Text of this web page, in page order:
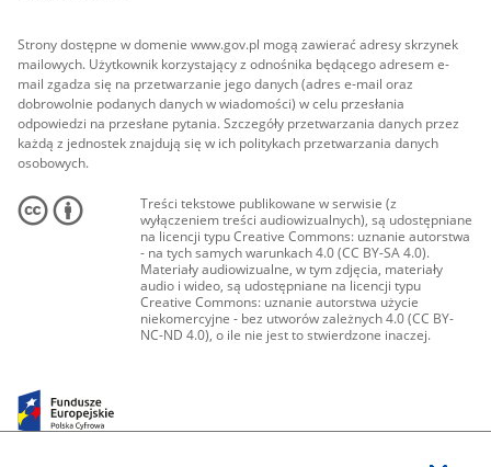
Strony dostępne w domenie www.gov.pl mogą zawierać adresy skrzynek
mailowych. Użytkownik korzystający z odnośnika będącego adresem e-
mail zgadza się na przetwarzanie jego danych (adres e-mail oraz
dobrowolnie podanych danych w wiadomości) w celu przesłania
odpowiedzi na przesłane pytania. Szczegóły przetwarzania danych przez
każdą z jednostek znajdują się w ich politykach przetwarzania danych
osobowych.
Treści tekstowe publikowane w serwisie (z
wyłączeniem treści audiowizualnych), są udostępniane
na licencji typu Creative Commons: uznanie autorstwa
- na tych samych warunkach 4.0 (CC BY-SA 4.0).
Materiały audiowizualne, w tym zdjęcia, materiały
audio i wideo, są udostępniane na licencji typu
Creative Commons: uznanie autorstwa użycie
niekomercyjne - bez utworów zależnych 4.0 (CC BY-
NC-ND 4.0), o ile nie jest to stwierdzone inaczej.